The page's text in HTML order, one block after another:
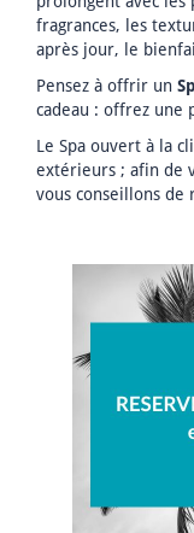
fragrances, les
après jour, le
Pensez à offrir un
cadeau : offrez une
Le Spa ouvert à la
extérieurs ; afin de
vous conseillons de